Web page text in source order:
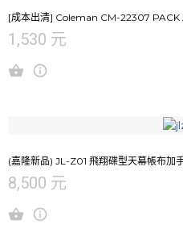
[成本出清] Coleman CM-22307 PACK
1,530 元
(嘉隆新品) JL-Z01 飛翔碟型天幕帳布加
8,500 元